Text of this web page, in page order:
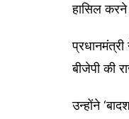
हासिल
बीजेपी की
उन्होंने